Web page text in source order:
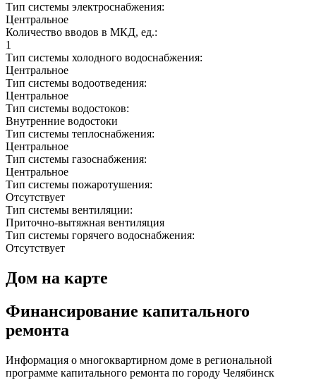
Тип системы электроснабжения:
Центральное
Количество вводов в МКД, ед.:
1
Тип системы холодного водоснабжения:
Центральное
Тип системы водоотведения:
Центральное
Тип системы водостоков:
Внутренние водостоки
Тип системы теплоснабжения:
Центральное
Тип системы газоснабжения:
Центральное
Тип системы пожаротушения:
Отсутствует
Тип системы вентиляции:
Приточно-вытяжная вентиляция
Тип системы горячего водоснабжения:
Отсутствует
Дом на карте
Финансирование капитального
ремонта
Информация о многоквартирном доме в региональной
программе капитального ремонта по городу Челябинск